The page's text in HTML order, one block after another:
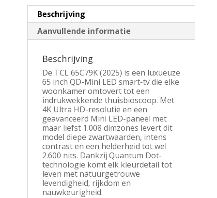
Beschrijving
Aanvullende informatie
Beschrijving
De TCL 65C79K (2025) is een luxueuze
65 inch QD-Mini LED smart-tv die elke
woonkamer omtovert tot een
indrukwekkende thuisbioscoop. Met
4K Ultra HD-resolutie en een
geavanceerd Mini LED-paneel met
maar liefst 1.008 dimzones levert dit
model diepe zwartwaarden, intens
contrast en een helderheid tot wel
2.600 nits. Dankzij Quantum Dot-
technologie komt elk kleurdetail tot
leven met natuurgetrouwe
levendigheid, rijkdom en
nauwkeurigheid.